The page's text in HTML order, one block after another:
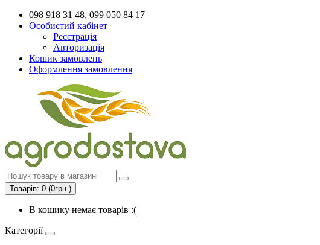
098 918 31 48, 099 050 84 17
Особистий кабінет
Реєстрація
Авторизація
Кошик замовлень
Оформлення замовлення
Товарів: 0 (0грн.)
В кошику немає товарів :(
Категорії